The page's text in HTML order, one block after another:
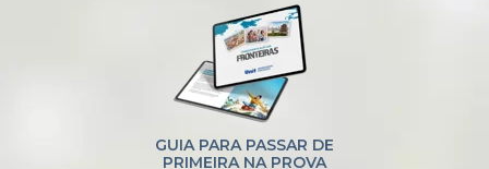
GUIA PARA PASSAR DE
PRIMEIRA NA PROVA